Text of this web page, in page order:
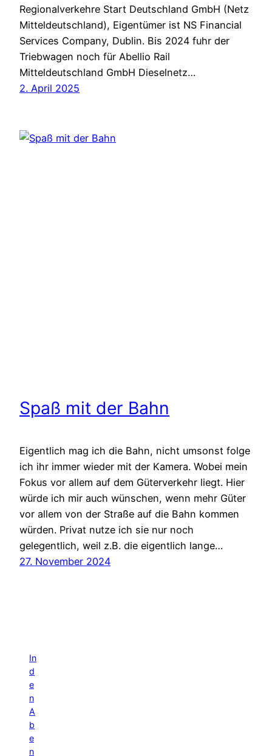
Regionalverkehre Start Deutschland GmbH (Netz
Mitteldeutschland), Eigentümer ist NS Financial
Services Company, Dublin. Bis 2024 fuhr der
Triebwagen noch für Abellio Rail
Mitteldeutschland GmbH Dieselnetz…
2. April 2025
Spaß mit der Bahn
Eigentlich mag ich die Bahn, nicht umsonst folge
ich ihr immer wieder mit der Kamera. Wobei mein
Fokus vor allem auf dem Güterverkehr liegt. Hier
würde ich mir auch wünschen, wenn mehr Güter
vor allem von der Straße auf die Bahn kommen
würden. Privat nutze ich sie nur noch
gelegentlich, weil z.B. die eigentlich lange…
27. November 2024
In
d
e
n
A
b
e
n